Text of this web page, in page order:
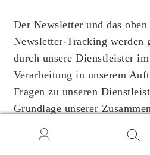
Der Newsletter und das
Newsletter-Tracking werden
durch unsere Dienstleister
Verarbeitung in unserem
Fragen zu unseren
Grundlage unserer
wende dich bitte an die in
Datenschutzerklärung